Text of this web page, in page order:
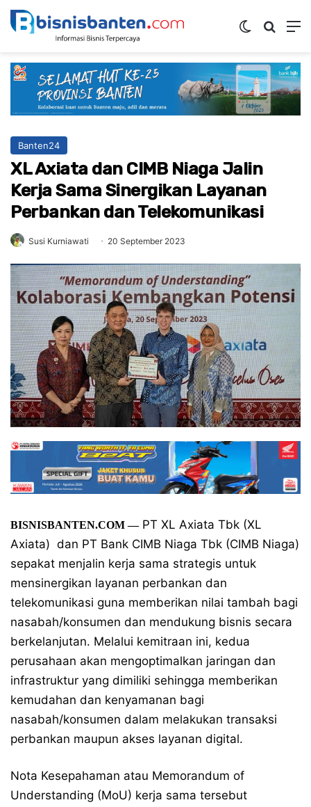
Switch skin
Banten24
XL Axiata dan CIMB Niaga Jalin
Kerja Sama Sinergikan Layanan
Perbankan dan Telekomunikasi
Susi Kurniawati 20 September 2023
BISNISBANTEN.COM —PT XL Axiata Tbk (XL
Axiata) dan PT Bank CIMB Niaga Tbk (CIMB Niaga)
sepakat menjalin kerja sama strategis untuk
mensinergikan layanan perbankan dan
telekomunikasi guna memberikan nilai tambah bagi
nasabah/konsumen dan mendukung bisnis secara
berkelanjutan. Melalui kemitraan ini, kedua
perusahaan akan mengoptimalkan jaringan dan
infrastruktur yang dimiliki sehingga memberikan
kemudahan dan kenyamanan bagi
nasabah/konsumen dalam melakukan transaksi
perbankan maupun akses layanan digital.
Nota Kesepahaman atau Memorandum of
Understanding (MoU) kerja sama tersebut